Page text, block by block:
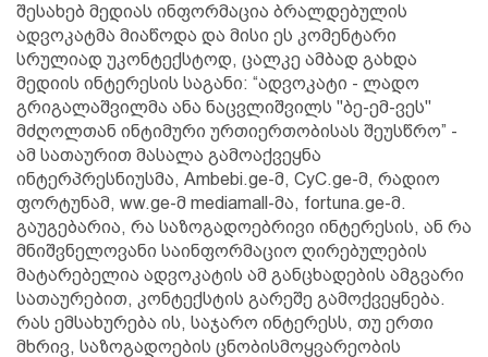
შესახებ მედიას ინფორმაცია ბრალდებულის
ადვოკატმა მიაწოდა და მისი ეს კომენტარი
სრულიად უკონტექსტოდ, ცალკე ამბად გახდა
მედიის ინტერესის საგანი: “ადვოკატი - ლადო
გრიგალაშვილმა ანა ნაცვლიშვილს "ბე-ემ-ვეს"
მძღოლთან ინტიმური ურთიერთობისას შეუსწრო” -
ამ სათაურით მასალა გამოაქვეყნა
ინტერპრესნიუსმა, Ambebi.ge-მ, CyC.ge-მ, რადიო
ფორტუნამ, ww.ge-მ mediamall-მა, fortuna.ge-მ.
გაუგებარია, რა საზოგადოებრივი ინტერესის, ან რა
მნიშვნელოვანი საინფორმაციო ღირებულების
მატარებელია ადვოკატის ამ განცხადების ამგვარი
სათაურებით, კონტექსტის გარეშე გამოქვეყნება.
რას ემსახურება ის, საჯარო ინტერესს, თუ ერთი
მხრივ, საზოგადოების ცნობისმოყვარეობის